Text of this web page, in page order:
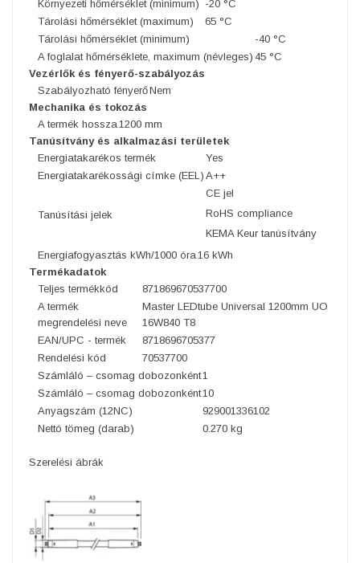
Környezeti hőmérséklet (minimum) -20 °C
Tárolási hőmérséklet (maximum)
65 °C
Tárolási hőmérséklet (minimum)
-40 °C
A foglalat hőmérséklete, maximum (névleges) 45 °C
Vezérlők és fényerő-szabályozás
Szabályozható fényerőNem
Mechanika és tokozás
A termék hossza1200 mm
Tanúsítvány és alkalmazási területek
Energiatakarékos termék
Yes
Energiatakarékossági címke (EEL) A++
Tanúsítási jelek
CE jel
RoHS compliance
KEMA Keur tanúsítvány
Energiafogyasztás kWh/1000 óra16 kWh
Termékadatok
Teljes termékkód
871869670537700
A termék
megrendelési neve
Master LEDtube Universal 1200mm UO
16W840 T8
EAN/UPC - termék
8718696705377
Rendelési kód
70537700
Számláló – csomag dobozonként1
Számláló – csomag dobozonként10
Anyagszám (12NC)
929001336102
Nettó tömeg (darab)
0.270 kg
Szerelési ábrák